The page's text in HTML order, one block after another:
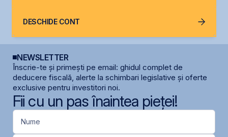
DESCHIDE CONT
NEWSLETTER
Înscrie-te și primești pe email: ghidul complet de
deducere fiscală, alerte la schimbari legislative și oferte
exclusive pentru investitori noi.
Fii cu un pas înaintea pieței!
Nume